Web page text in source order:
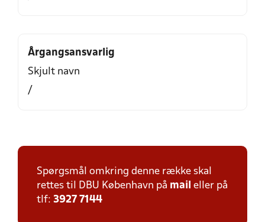
Årgangsansvarlig
Skjult navn
/
Spørgsmål omkring denne række skal
rettes til DBU København på mail eller på
tlf: 3927 7144